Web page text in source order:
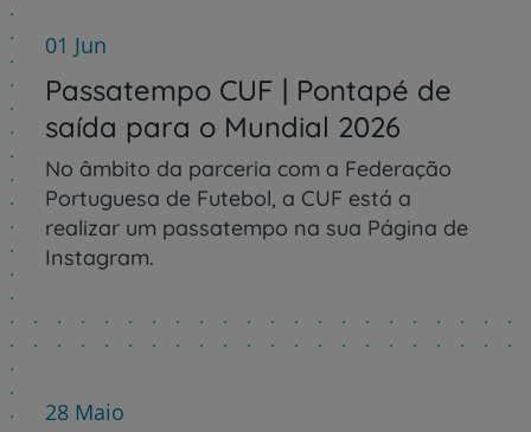
01 Jun
Passatempo CUF | Pontapé de
saída para o Mundial 2026
No âmbito da parceria com a Federação
Portuguesa de Futebol, a CUF está a
realizar um passatempo na sua Página de
Instagram.
28 Maio